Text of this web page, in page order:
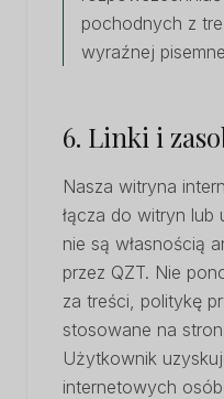
pochodnych z
wyraźnej
6. Linki i
Nasza witryna
łącza do witryn lub
nie są własnością
przez QZT. Nie
za treści, politykę
stosowane na
Użytkownik
internetowych